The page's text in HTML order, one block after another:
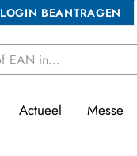
LOGIN BEANTRAGEN
Actueel Messe